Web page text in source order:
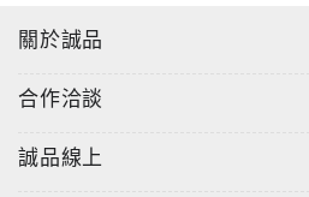
關於誠品
合作洽談
誠品線上